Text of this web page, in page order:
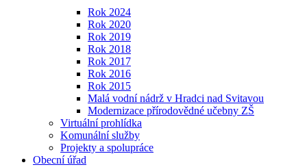
Rok 2024
Rok 2020
Rok 2019
Rok 2018
Rok 2017
Rok 2016
Rok 2015
Malá vodní nádrž v Hradci nad Svitavou
Modernizace přírodovědné učebny ZŠ
Virtuální prohlídka
Komunální služby
Projekty a spolupráce
Obecní úřad